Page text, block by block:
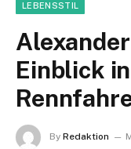
LEBENSSTIL
Einblick
By Redaktion